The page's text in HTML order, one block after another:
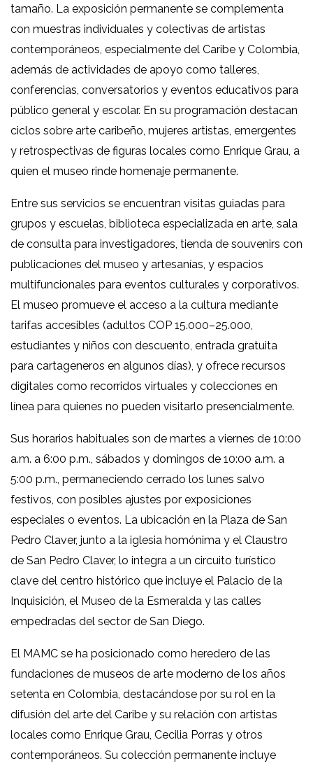
tamaño. La exposición permanente se complementa
con muestras individuales y colectivas de artistas
contemporáneos, especialmente del Caribe y Colombia,
además de actividades de apoyo como talleres,
conferencias, conversatorios y eventos educativos para
público general y escolar. En su programación destacan
ciclos sobre arte caribeño, mujeres artistas, emergentes
y retrospectivas de figuras locales como Enrique Grau, a
quien el museo rinde homenaje permanente.
Entre sus servicios se encuentran visitas guiadas para
grupos y escuelas, biblioteca especializada en arte, sala
de consulta para investigadores, tienda de souvenirs con
publicaciones del museo y artesanías, y espacios
multifuncionales para eventos culturales y corporativos.
El museo promueve el acceso a la cultura mediante
tarifas accesibles (adultos COP 15.000–25.000,
estudiantes y niños con descuento, entrada gratuita
para cartageneros en algunos días), y ofrece recursos
digitales como recorridos virtuales y colecciones en
línea para quienes no pueden visitarlo presencialmente.
Sus horarios habituales son de martes a viernes de 10:00
a.m. a 6:00 p.m., sábados y domingos de 10:00 a.m. a
5:00 p.m., permaneciendo cerrado los lunes salvo
festivos, con posibles ajustes por exposiciones
especiales o eventos. La ubicación en la Plaza de San
Pedro Claver, junto a la iglesia homónima y el Claustro
de San Pedro Claver, lo integra a un circuito turístico
clave del centro histórico que incluye el Palacio de la
Inquisición, el Museo de la Esmeralda y las calles
empedradas del sector de San Diego.
El MAMC se ha posicionado como heredero de las
fundaciones de museos de arte moderno de los años
setenta en Colombia, destacándose por su rol en la
difusión del arte del Caribe y su relación con artistas
locales como Enrique Grau, Cecilia Porras y otros
contemporáneos. Su colección permanente incluye